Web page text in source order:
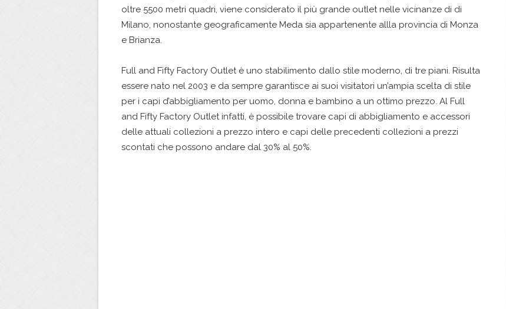
oltre 5500 metri quadri, viene considerato il più grande outlet nelle vicinanze di di
Milano, nonostante geograficamente Meda sia appartenente allla provincia di Monza
e Brianza.
Full and Fifty Factory Outlet è uno stabilimento dallo stile moderno, di tre piani. Risulta
essere nato nel 2003 e da sempre garantisce ai suoi visitatori un’ampia scelta di stile
per i capi d’abbigliamento per uomo, donna e bambino a un ottimo prezzo. Al Full
and Fifty Factory Outlet infatti, è possibile trovare capi di abbigliamento e accessori
delle attuali collezioni a prezzo intero e capi delle precedenti collezioni a prezzi
scontati che possono andare dal 30% al 50%.